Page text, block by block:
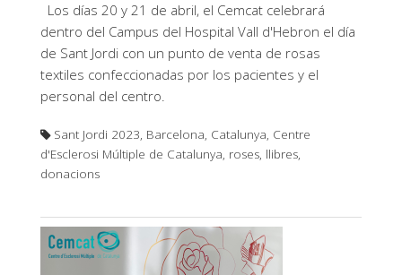
Los días 20 y 21 de abril, el Cemcat celebrará
dentro del Campus del Hospital Vall d'Hebron el día
de Sant Jordi con un punto de venta de rosas
textiles confeccionadas por los pacientes y el
personal del centro.
Sant Jordi 2023, Barcelona, Catalunya, Centre
d'Esclerosi Múltiple de Catalunya, roses, llibres,
donacions